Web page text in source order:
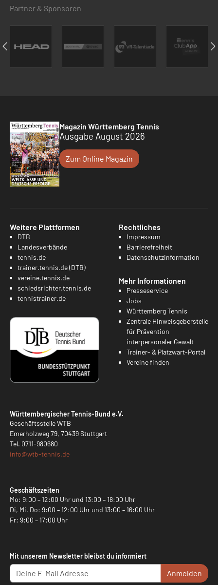
Partner & Sponsoren
Magazin Württemberg Tennis
Ausgabe August 2026
Zum Online Magazin
Weitere Plattformen
DTB
Landesverbände
tennis.de
trainer.tennis.de (DTB)
vereine.tennis.de
schiedsrichter.tennis.de
tennistrainer.de
Rechtliches
Impressum
Barrierefreiheit
Datenschutzinformation
Mehr Informationen
Presseservice
Jobs
Württemberg Tennis
Zentrale Hinweisgeberstelle
für Prävention
interpersonaler Gewalt
Trainer- & Platzwart-Portal
Vereine finden
Württembergischer Tennis-Bund e.V.
Geschäftsstelle WTB
Emerholzweg 79, 70439 Stuttgart
Tel. 0711-980680
info@wtb-tennis.de
Geschäftszeiten
Mo: 9:00 – 12:00 Uhr und 13:00 – 18:00 Uhr
Di, Mi, Do: 9:00 – 12:00 Uhr und 13:00 – 16:00 Uhr
Fr: 9:00 – 17:00 Uhr
Mit unserem Newsletter bleibst du informiert
Anmelden